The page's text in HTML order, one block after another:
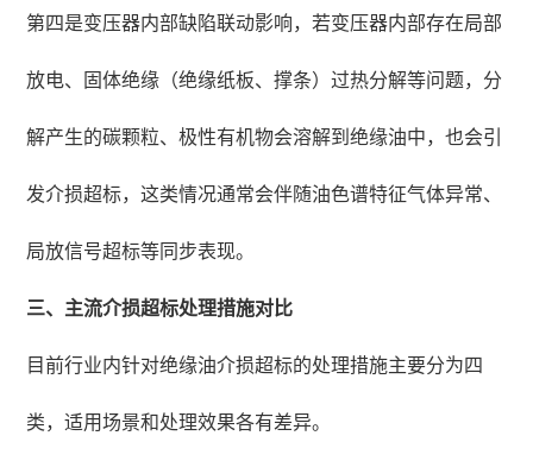
第四是变压器内部缺陷联动影响，若变压器内部存在局部
放电、固体绝缘（绝缘纸板、撑条）过热分解等问题，分
解产生的碳颗粒、极性有机物会溶解到绝缘油中，也会引
发介损超标，这类情况通常会伴随油色谱特征气体异常、
局放信号超标等同步表现。
三、主流介损超标处理措施对比
目前行业内针对绝缘油介损超标的处理措施主要分为四
类，适用场景和处理效果各有差异。